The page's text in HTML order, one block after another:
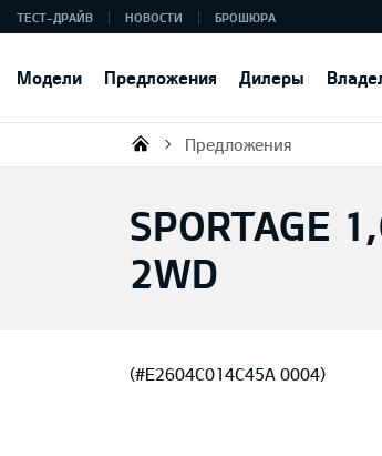
Модели Предложения Дилеры
ТЕСТ-ДРАЙВ НОВОСТИ БРОШЮРА
KIA AUTO AS
Предложения
SPORTAGE
2WD
(#E2604C014C45A 0004)